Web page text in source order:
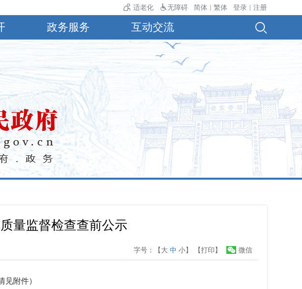
级，最高气温30℃，最低气温24℃。 适老化 无障碍 简体 繁体 登录 注册
政务服务 互动交流
量监督检查查前公示
微信
字号：【大 中 小】 【打印】
附件）